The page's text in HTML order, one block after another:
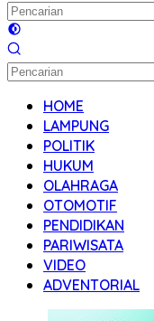
HOME
LAMPUNG
POLITIK
HUKUM
OLAHRAGA
OTOMOTIF
PENDIDIKAN
PARIWISATA
VIDEO
ADVENTORIAL